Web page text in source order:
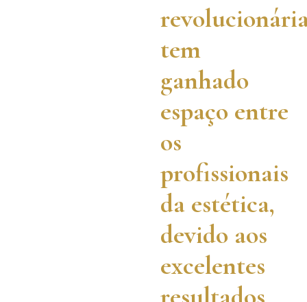
tem
ganhado
espaço entre
os
profissionais
da estética,
devido aos
excelentes